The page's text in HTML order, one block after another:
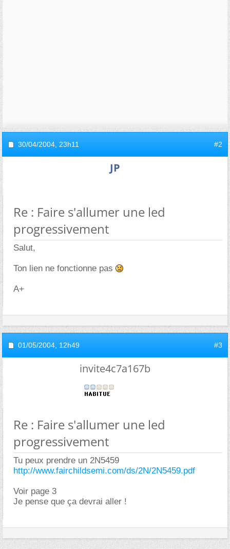
30/04/2004, 23h11 #2
JP
Re : Faire s'allumer une led
progressivement
Salut,
Ton lien ne fonctionne pas
A+
01/05/2004, 12h49 #3
invite4c7a167b
Re : Faire s'allumer une led
progressivement
Tu peux prendre un 2N5459
http://www.fairchildsemi.com/ds/2N/2N5459.pdf
Voir page 3
Je pense que ça devrai aller !